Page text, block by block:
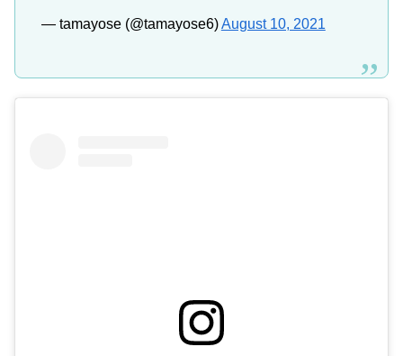
— tamayose (@tamayose6)August 10, 2021